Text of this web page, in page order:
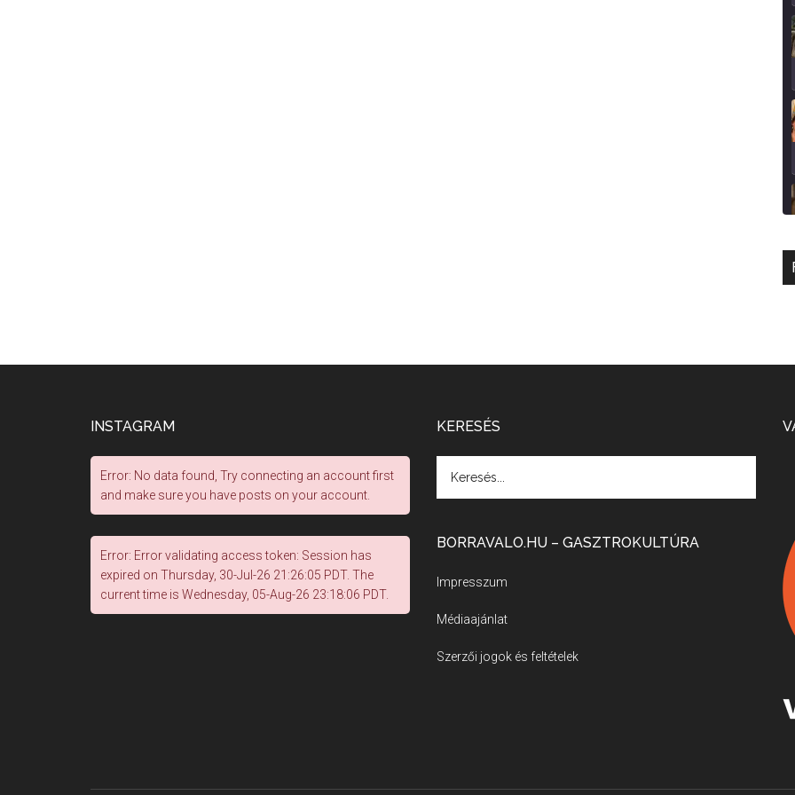
INSTAGRAM
Error: No data found, Try connecting an account first
and make sure you have posts on your account.
Error: Error validating access token: Session has
expired on Thursday, 30-Jul-26 21:26:05 PDT. The
current time is Wednesday, 05-Aug-26 23:18:06 PDT.
KERESÉS
BORRAVALO.HU – GASZTROKULTÚRA
Impresszum
Médiaajánlat
Szerzői jogok és feltételek